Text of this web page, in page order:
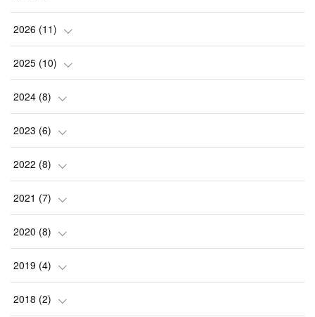
2026 (11)
(1)
(2
(1
(2
(4
2025 (10)
(2
(1
(1
(1
(1
2024 (8)
(2
(3
(1
(1
(1
2023 (6)
(1
(1
(1
(1
(1
2022 (8)
(1
(1
(1
(2
2021 (7)
(1
(1
(1
2020 (8)
(1
(1
2019 (4)
(1
2018 (2)